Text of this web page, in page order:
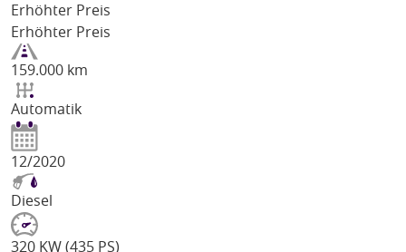
Erhöhter Preis
Erhöhter Preis
159.000 km
Automatik
12/2020
Diesel
320 KW (435 PS)